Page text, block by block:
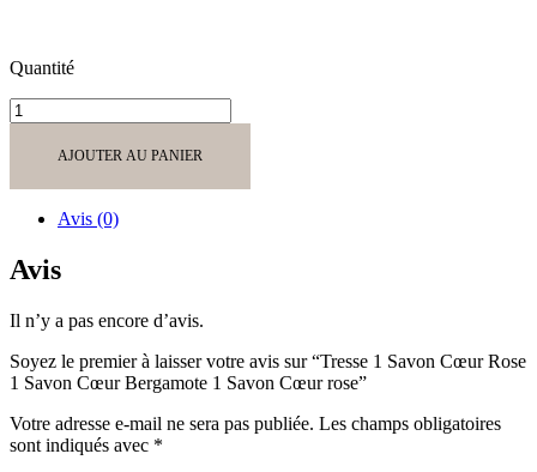
Quantité
quantité
de
Savon
Cœur
1
Savon
Bergamote
Savon
Cœur
AJOUTER AU PANIER
Avis (0)
Avis
Il n’y a pas encore d’avis.
Soyez le premier à laisser votre avis sur “Tresse 1 Savon Cœur Rose
1 Savon Cœur Bergamote 1 Savon Cœur rose”
Votre adresse e-mail ne sera pas publiée. Les champs obligatoires
sont indiqués avec *